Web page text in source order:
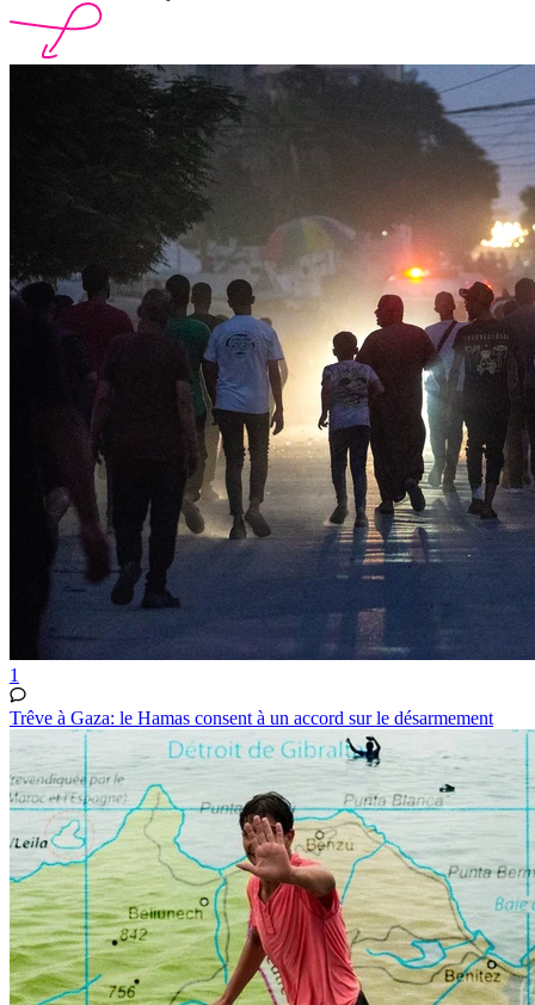
1
Trêve à Gaza: le Hamas consent à un accord sur le désarmement